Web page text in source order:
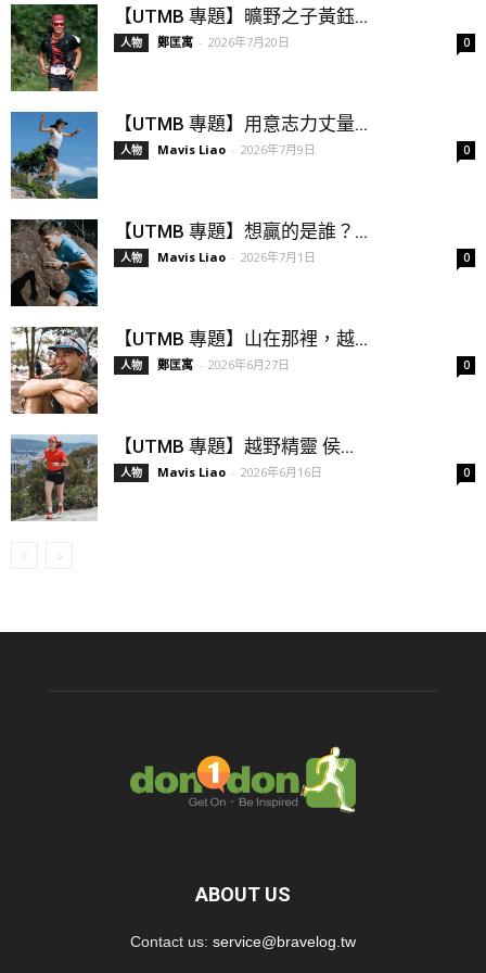
【UTMB 專題】曠野之子黃鈺...
人物 鄭匡寓 - 2026年7月20日 0
【UTMB 專題】用意志力丈量...
人物 Mavis Liao - 2026年7月9日 0
【UTMB 專題】想贏的是誰？...
人物 Mavis Liao - 2026年7月1日 0
【UTMB 專題】山在那裡，越...
人物 鄭匡寓 - 2026年6月27日 0
【UTMB 專題】越野精靈 侯...
人物 Mavis Liao - 2026年6月16日 0
ABOUT US
Contact us: service@bravelog.tw